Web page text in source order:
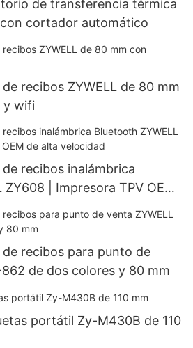
de transferencia térmica
cortador automático
recibos ZYWELL de 80 mm
y wifi
recibos inalámbrica
ZY608 | Impresora TPV OEM
recibos para punto de
de dos colores y 80 mm
portátil Zy-M430B de 110